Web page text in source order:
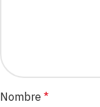
Nombre *